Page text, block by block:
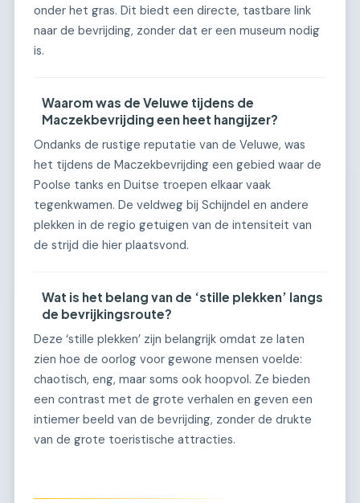
onder het gras. Dit biedt een directe, tastbare link
naar de bevrijding, zonder dat er een museum nodig
is.
Waarom was de Veluwe tijdens de
Maczekbevrijding een heet hangijzer?
Ondanks de rustige reputatie van de Veluwe, was
het tijdens de Maczekbevrijding een gebied waar de
Poolse tanks en Duitse troepen elkaar vaak
tegenkwamen. De veldweg bij Schijndel en andere
plekken in de regio getuigen van de intensiteit van
de strijd die hier plaatsvond.
Wat is het belang van de ‘stille plekken’ langs
de bevrijkingsroute?
Deze ‘stille plekken’ zijn belangrijk omdat ze laten
zien hoe de oorlog voor gewone mensen voelde:
chaotisch, eng, maar soms ook hoopvol. Ze bieden
een contrast met de grote verhalen en geven een
intiemer beeld van de bevrijding, zonder de drukte
van de grote toeristische attracties.